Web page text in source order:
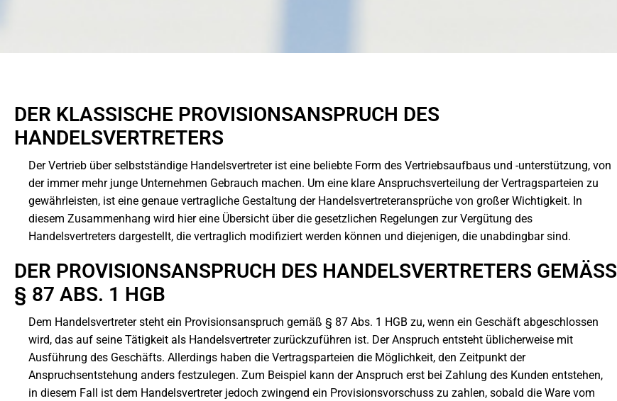
DER KLASSISCHE PROVISIONSANSPRUCH DES
HANDELSVERTRETERS
Der Vertrieb über selbstständige Handelsvertreter ist eine beliebte Form des Vertriebsaufbaus und -unterstützung, von
der immer mehr junge Unternehmen Gebrauch machen. Um eine klare Anspruchsverteilung der Vertragsparteien zu
gewährleisten, ist eine genaue vertragliche Gestaltung der Handelsvertreteransprüche von großer Wichtigkeit. In
diesem Zusammenhang wird hier eine Übersicht über die gesetzlichen Regelungen zur Vergütung des
Handelsvertreters dargestellt, die vertraglich modifiziert werden können und diejenigen, die unabdingbar sind.
DER PROVISIONSANSPRUCH DES HANDELSVERTRETERS GEMÄSS §
87 ABS. 1 HGB
Dem Handelsvertreter steht ein Provisionsanspruch gemäß § 87 Abs. 1 HGB zu, wenn ein Geschäft abgeschlossen
wird, das auf seine Tätigkeit als Handelsvertreter zurückzuführen ist. Der Anspruch entsteht üblicherweise mit
Ausführung des Geschäfts. Allerdings haben die Vertragsparteien die Möglichkeit, den Zeitpunkt der
Anspruchsentstehung anders festzulegen. Zum Beispiel kann der Anspruch erst bei Zahlung des Kunden entstehen,
in diesem Fall ist dem Handelsvertreter jedoch zwingend ein Provisionsvorschuss zu zahlen, sobald die Ware vom